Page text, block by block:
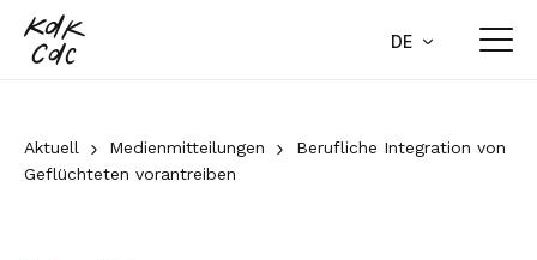
Home
DE
Aktuell
Aktuell Medienmitteilungen
Berufliche Integration von
Geflüchteten vorantreiben